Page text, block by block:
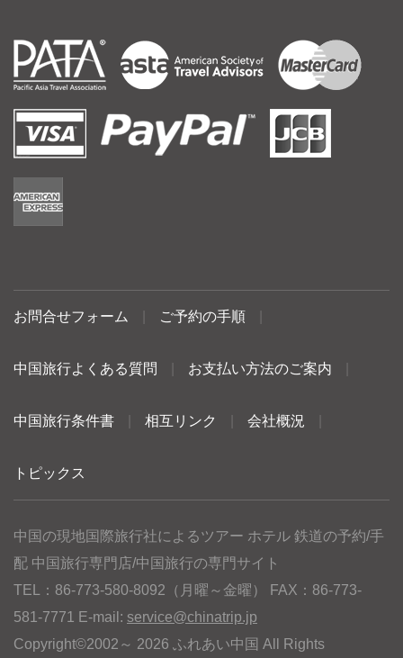
お問合せフォーム ご予約の手順
中国旅行よくある質問 お支払い方法のご案内
中国旅行条件書 相互リンク 会社概況
トピックス
中国の現地国際旅行社によるツアー ホテル 鉄道の予約/手
配 中国旅行専門店/中国旅行の専門サイト
TEL：86-773-580-8092（月曜～金曜） FAX：86-773-
581-7771 E-mail: service@chinatrip.jp
Copyright©2002～ 2026 ふれあい中国 All Rights